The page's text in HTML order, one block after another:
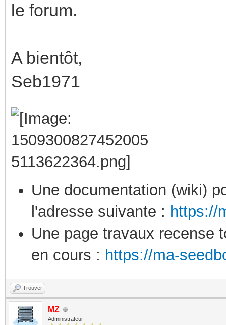
le forum.
A bientôt,
Seb1971
Une documentation (wiki)
l'adresse suivante : https://
Une page travaux recense
en cours : https://ma-
Trouver
MZ
Administrateur